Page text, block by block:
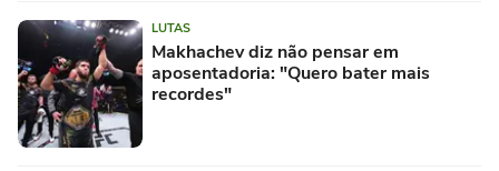
LUTAS
Makhachev diz não pensar em
aposentadoria: "Quero bater mais
recordes"